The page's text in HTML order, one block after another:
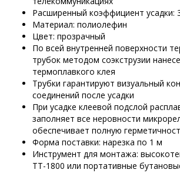
Расширенный коэффициент усадки:
Материал: полиолефин
Цвет: прозрачный
По всей внутренней поверхности
трубок методом соэкструзии
термоплавкого клея
Трубки гарантируют визуальный
соединений после усадки
При усадке клеевой подслой
заполняет все неровности
обеспечивает полную
Форма поставки: нарезка по 1 м
Инструмент для монтажа:
ТТ-1800 или портативные